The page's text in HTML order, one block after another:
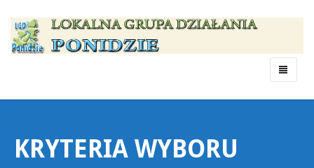
Menu
KRYTERIA WYBORU